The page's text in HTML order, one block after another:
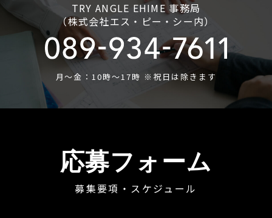
TRY ANGLE EHIME 事務局
（株式会社エス・ピー・シー内）
月〜金：10時〜17時 ※祝日は除きます
応募フォーム
募集要項・スケジュール